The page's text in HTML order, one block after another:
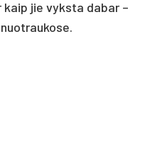
jie vyks­ta da­bar –